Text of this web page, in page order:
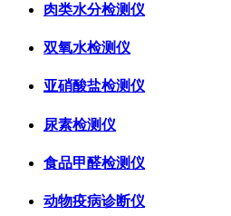
肉类水分检测仪
双氧水检测仪
亚硝酸盐检测仪
尿素检测仪
食品甲醛检测仪
动物疫病诊断仪